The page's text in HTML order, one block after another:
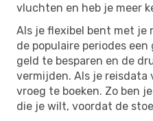
vluchten en heb je meer
Als je flexibel bent met je
de populaire periodes
geld te besparen en de
vermijden. Als je
vroeg te boeken. Zo ben
die je wilt, voordat de